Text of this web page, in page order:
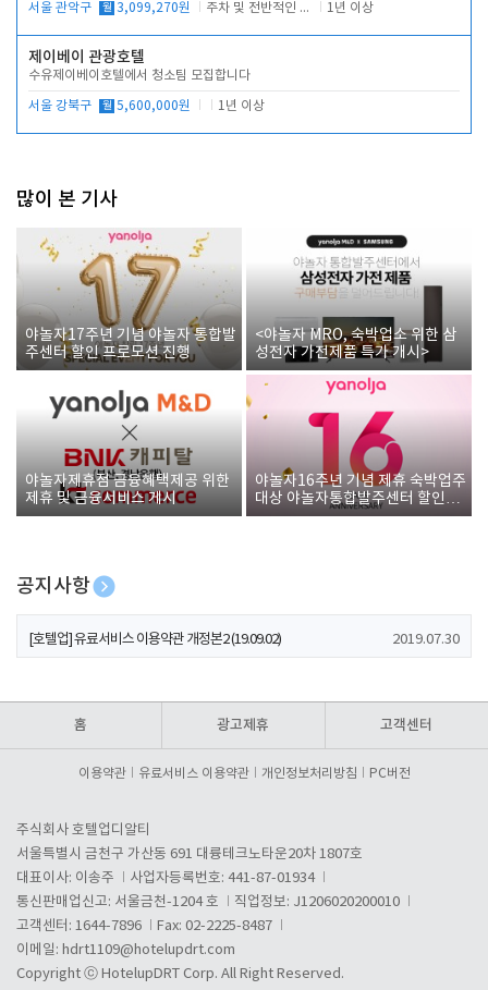
서울 관악구 월 3,099,270원 주차 및 전반적인 당번업무 1년 이상
제이베이 관광호텔
수유제이베이호텔에서 청소팀 모집합니다
서울 강북구 월 5,600,000원 1년 이상
많이 본 기사
야놀자17주년 기념 야놀자 통합발
주센터 할인 프로모션 진행
<야놀자 MRO, 숙박업소 위한 삼
성전자 가전제품 특가 개시>
야놀자제휴점 금융혜택제공 위한
제휴 및 금융서비스 게시
야놀자16주년 기념 제휴 숙박업주
대상 야놀자통합발주센터 할인쿠
폰 증정
공지사항
[호텔업] 개인정보 처리방침 개정본1 (19.09.02)
[호텔업] 유료서비스 이용약관 개정본2 (19.09.02) 2019.07.30
홈 광고제휴 고객센터
이용약관 유료서비스 이용약관 개인정보처리방침 PC버전
주식회사 호텔업디알티
서울특별시 금천구 가산동 691 대륭테크노타운20차 1807호
대표이사: 이송주
사업자등록번호: 441-87-01934
통신판매업신고: 서울금천-1204 호
직업정보: J1206020200010
고객센터: 1644-7896
Fax: 02-2225-8487
이메일: hdrt1109@hotelupdrt.com
Copyright ⓒ HotelupDRT Corp. All Right Reserved.